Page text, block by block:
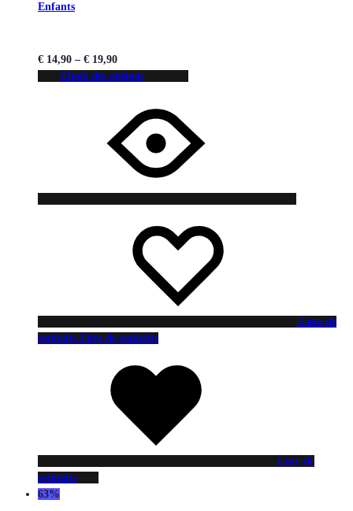
Enfants
€ 14,90 – € 19,90
Choix des options
Liste de
souhaits Liste de souhaits
Liste de
souhaits
63%